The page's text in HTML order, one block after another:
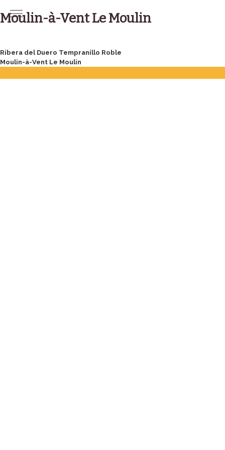
to
content
Moulin-à-Vent Le Moulin
Post
navigation
Ribera del Duero Tempranillo Roble
Moulin-à-Vent Le Moulin